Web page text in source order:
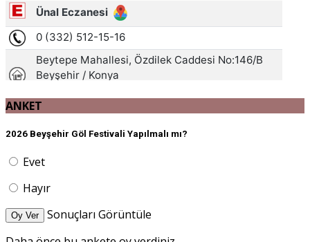
ANKET
2026 Beyşehir Göl Festivali Yapılmalı mı?
Evet
Hayır
Oy Ver
Sonuçları Görüntüle